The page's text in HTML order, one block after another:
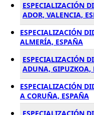
ESPECIALIZACIÓN
ADOR, VALENCIA,
ESPECIALIZACIÓN
ALMERÍA, ESPAÑA
ESPECIALIZACIÓN
ADUNA, GIPUZKOA,
ESPECIALIZACIÓN
A CORUÑA, ESPAÑA